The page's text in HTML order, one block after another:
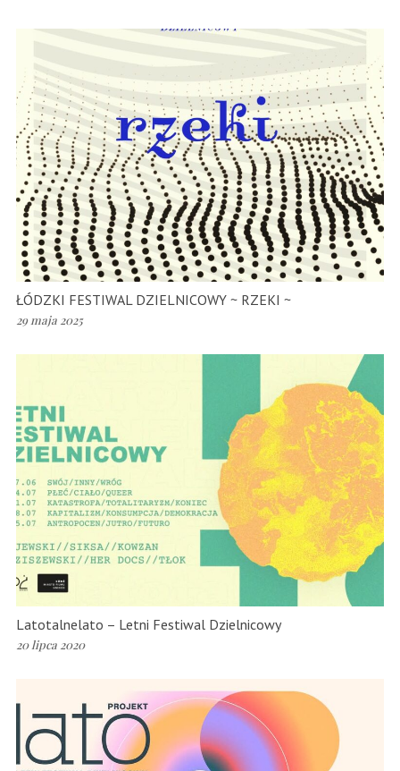
ŁÓDZKI FESTIWAL DZIELNICOWY ~ RZEKI ~
29 maja 2025
Latotalnelato – Letni Festiwal Dzielnicowy
20 lipca 2020